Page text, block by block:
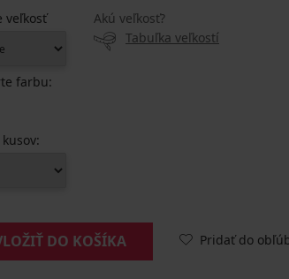
veľkosť
Akú veľkosť?
Tabuľka veľkostí
farbu:
DO KOŠÍKA Pridať do